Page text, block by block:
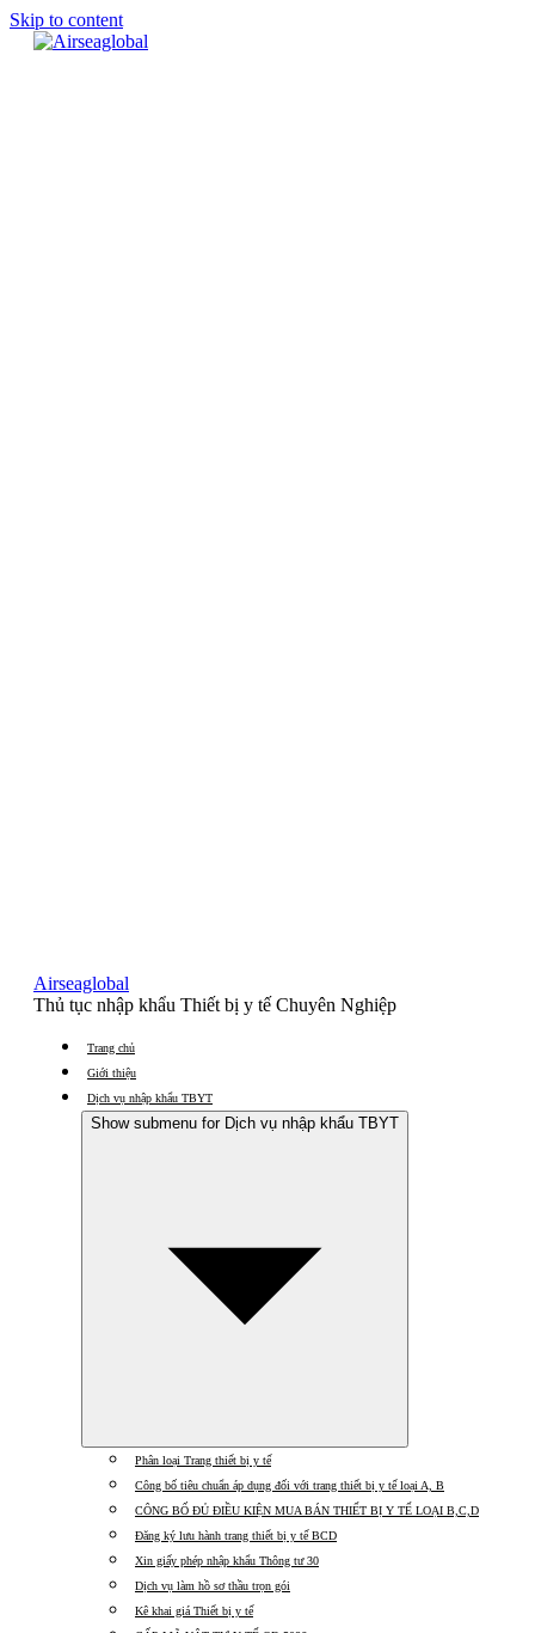
Skip to content
Airseaglobal
Thủ tục nhập khẩu Thiết bị y tế Chuyên Nghiệp
Trang chủ
Giới thiệu
Dịch vụ nhập khẩu TBYT
Show submenu for Dịch vụ nhập khẩu TBYT
Phân loại Trang thiết bị y tế
Công bố tiêu chuẩn áp dụng đối với trang thiết bị y tế loại A, B
CÔNG BỐ ĐỦ ĐIỀU KIỆN MUA BÁN THIẾT BỊ Y TẾ LOẠI B,C,D
Đăng ký lưu hành trang thiết bị y tế BCD
Xin giấy phép nhập khẩu Thông tư 30
Dịch vụ làm hồ sơ thầu trọn gói
Kê khai giá Thiết bị y tế